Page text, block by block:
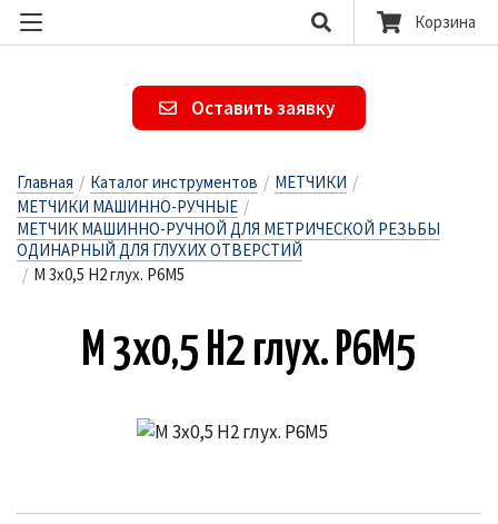
Корзина
Оставить заявку
Главная / Каталог инструментов / МЕТЧИКИ /
МЕТЧИКИ МАШИННО-РУЧНЫЕ /
МЕТЧИК МАШИННО-РУЧНОЙ ДЛЯ МЕТРИЧЕСКОЙ РЕЗЬБЫ
ОДИНАРНЫЙ ДЛЯ ГЛУХИХ ОТВЕРСТИЙ
/ М 3х0,5 H2 глух. Р6М5
М 3х0,5 H2 глух. Р6М5